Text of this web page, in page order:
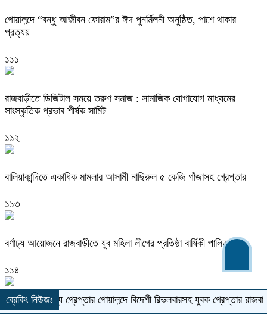
গোয়ালন্দে “বন্ধু আজীবন ফোরাম”র ঈদ পুনর্মিলনী অনুষ্ঠিত, পাশে থাকার
প্রত্যয়
১১১
রাজবাড়ীতে ডিজিটাল সময়ে তরুণ সমাজ : সামাজিক যোগাযোগ মাধ্যমের
সাংস্কৃতিক প্রভাব শীর্ষক সামিট
১১২
বালিয়াকান্দিতে একাধিক মামলার আসামী নাছিরুল ৫ কেজি গাঁজাসহ গ্রেপ্তার
১১৩
বর্ণাঢ্য আয়োজনে রাজবাড়ীতে যুব মহিলা লীগের প্রতিষ্ঠা বার্ষিকী পালিত
১১৪
যাত্রীবাহি বাসে পুলিশের তল্লাশি ! ফেনসিডিলসহ মাদক কারবারি গ্রেপ্তার
ব্রেকিং নিউজঃ
সদস্য গ্রেপ্তারগোয়ালন্দে বিদেশী রিভলবারসহ যুবক গ্রেপ্তাররাজবাড়ীতে সড়ক